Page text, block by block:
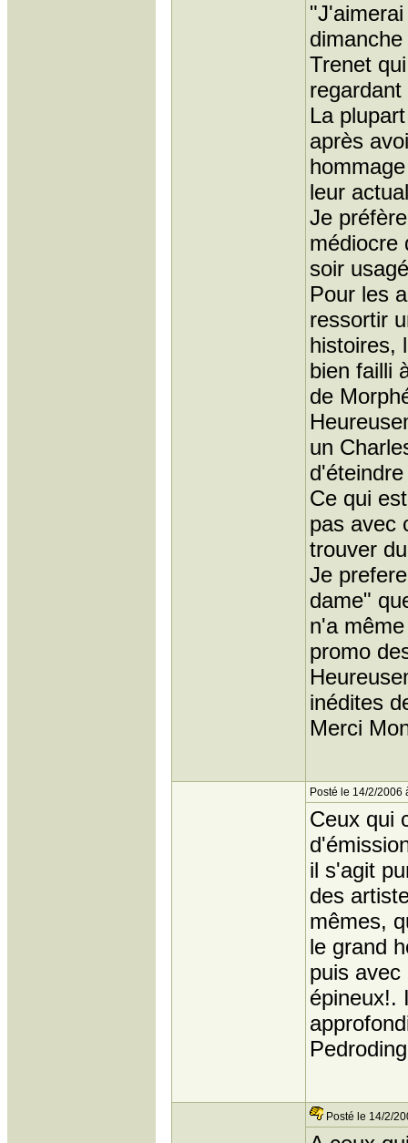
Trenet
La
après
leur
Je
médiocre
soir
Pour les
ressortir
histoires,
bien failli
de
un
Ce qui
pas avec
trouver
Je
dame"
n'a
promo
inédites
Merci
Posté le 14/2/2006
Ceux qui
il s'agit
des
mêmes,
le grand
puis avec
épineux!.
Posté le 14/2/